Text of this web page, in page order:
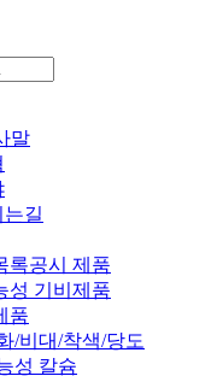
말
길
록공시 제품
성 기비제품
품
/비대/착색/당도
성 칼슘